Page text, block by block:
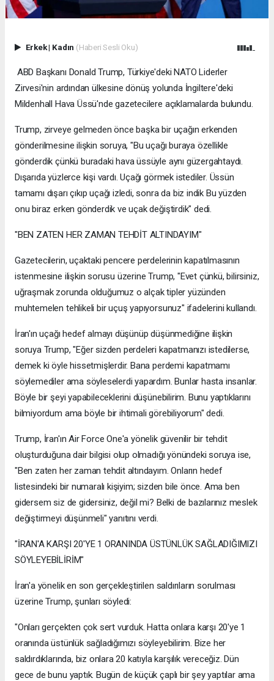
Erkek| Kadın (Haberi Sesli Oku)
ABD Başkanı Donald Trump, Türkiye'deki NATO Liderler
Zirvesi'nin ardından ülkesine dönüş yolunda İngiltere'deki
Mildenhall Hava Üssü'nde gazetecilere açıklamalarda bulundu.
Trump, zirveye gelmeden önce başka bir uçağın erkenden
gönderilmesine ilişkin soruya, "Bu uçağı buraya özellikle
gönderdik çünkü buradaki hava üssüyle aynı güzergahtaydı.
Dışarıda yüzlerce kişi vardı. Uçağı görmek istediler. Üssün
tamamı dışarı çıkıp uçağı izledi, sonra da biz indik Bu yüzden
onu biraz erken gönderdik ve uçak değiştirdik" dedi.
"BEN ZATEN HER ZAMAN TEHDİT ALTINDAYIM"
Gazetecilerin, uçaktaki pencere perdelerinin kapatılmasının
istenmesine ilişkin sorusu üzerine Trump, "Evet çünkü, bilirsiniz,
uğraşmak zorunda olduğumuz o alçak tipler yüzünden
muhtemelen tehlikeli bir uçuş yapıyorsunuz" ifadelerini kullandı.
İran'ın uçağı hedef almayı düşünüp düşünmediğine ilişkin
soruya Trump, "Eğer sizden perdeleri kapatmanızı istedilerse,
demek ki öyle hissetmişlerdir. Bana perdemi kapatmamı
söylemediler ama söyleselerdi yapardım. Bunlar hasta insanlar.
Böyle bir şeyi yapabileceklerini düşünebilirim. Bunu yaptıklarını
bilmiyordum ama böyle bir ihtimali görebiliyorum" dedi.
Trump, İran'ın Air Force One'a yönelik güvenilir bir tehdit
oluşturduğuna dair bilgisi olup olmadığı yönündeki soruya ise,
"Ben zaten her zaman tehdit altındayım. Onların hedef
listesindeki bir numaralı kişiyim; sizden bile önce. Ama ben
gidersem siz de gidersiniz, değil mi? Belki de bazılarınız meslek
değiştirmeyi düşünmeli" yanıtını verdi.
"İRAN'A KARŞI 20'YE 1 ORANINDA ÜSTÜNLÜK SAĞLADIĞIMIZI
SÖYLEYEBİLİRİM"
İran'a yönelik en son gerçekleştirilen saldırıların sorulması
üzerine Trump, şunları söyledi:
"Onları gerçekten çok sert vurduk. Hatta onlara karşı 20'ye 1
oranında üstünlük sağladığımızı söyleyebilirim. Bize her
saldırdıklarında, biz onlara 20 katıyla karşılık vereceğiz. Dün
gece de bunu yaptık. Bugün de küçük çaplı bir şey yaptılar ama